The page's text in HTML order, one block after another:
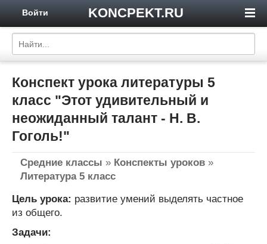
KONCPEKT.RU
Войти
Конспект урока литературы 5
класс "Этот удивительный и
неожиданный талант - Н. В.
Гоголь!"
Средние классы » Конспекты уроков »
Литература 5 класс
Цель урока: развитие умений выделять частное
из общего.
Задачи: